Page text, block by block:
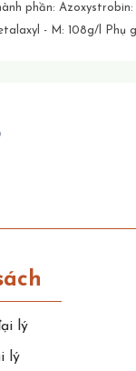
Azoxystrobin:
- M: 108g/l Phụ gia
sợi nấm và hình thành
vỡ quá trình
lý
lý